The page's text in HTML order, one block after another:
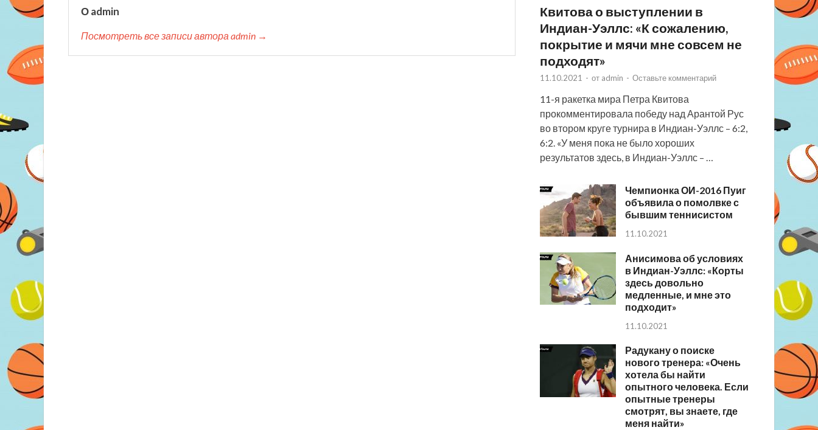
О admin
Посмотреть все записи автора admin →
Квитова о выступлении в
Индиан-Уэллс: «К сожалению,
покрытие и мячи мне совсем не
подходят»
11.10.2021 - от admin - Оставьте комментарий
11-я ракетка мира Петра Квитова
прокомментировала победу над Арантой Рус
во втором круге турнира в Индиан-Уэллс – 6:2,
6:2. «У меня пока не было хороших
результатов здесь, в Индиан-Уэллс – …
Чемпионка ОИ-2016 Пуиг
объявила о помолвке с
бывшим теннисистом
11.10.2021
Анисимова об условиях
в Индиан-Уэллс: «Корты
здесь довольно
медленные, и мне это
подходит»
11.10.2021
Радукану о поиске
нового тренера: «Очень
хотела бы найти
опытного человека. Если
опытные тренеры
смотрят, вы знаете, где
меня найти»